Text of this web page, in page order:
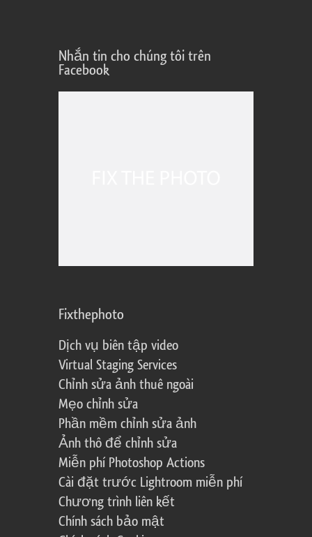
Nhắn tin cho chúng tôi trên
Facebook
Fixthephoto
Dịch vụ biên tập video
Virtual Staging Services
Chỉnh sửa ảnh thuê ngoài
Mẹo chỉnh sửa
Phần mềm chỉnh sửa ảnh
Ảnh thô để chỉnh sửa
Miễn phí Photoshop Actions
Cài đặt trước Lightroom miễn phí
Chương trình liên kết
Chính sách bảo mật